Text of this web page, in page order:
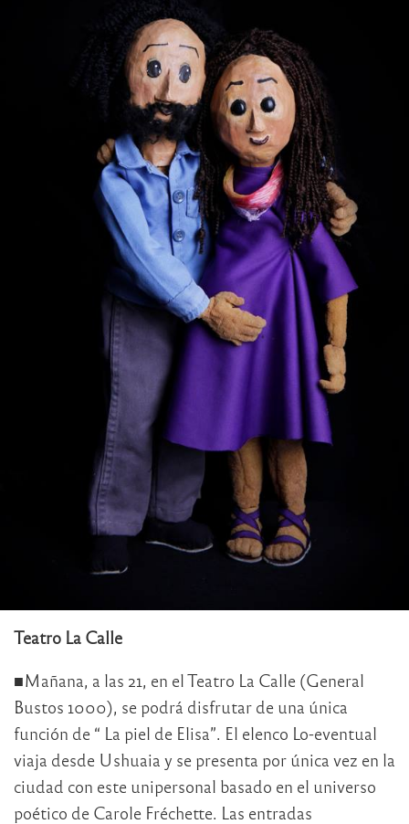
Teatro La Calle
■Mañana, a las 21, en el Teatro La Calle (General
Bustos 1000), se podrá disfrutar de una única
función de “ La piel de Elisa”. El elenco Lo-eventual
viaja desde Ushuaia y se presenta por única vez en la
ciudad con este unipersonal basado en el universo
poético de Carole Fréchette. Las entradas